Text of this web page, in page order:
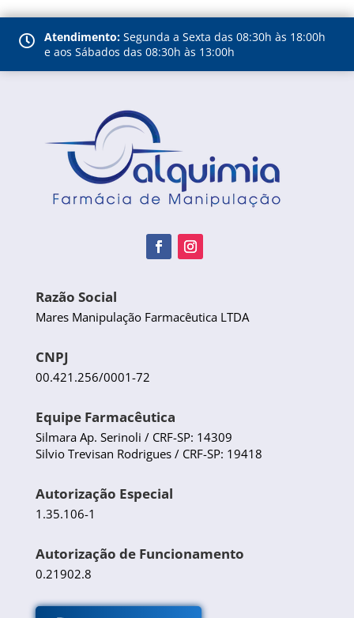
 Atendimento: Segunda a Sexta das 08:30h às 18:00h
e aos Sábados das 08:30h às 13:00h
Razão Social
Mares Manipulação Farmacêutica LTDA
CNPJ
00.421.256/0001-72
Equipe Farmacêutica
Silmara Ap. Serinoli / CRF-SP: 14309
Silvio Trevisan Rodrigues / CRF-SP: 19418
Autorização Especial
1.35.106-1
Autorização de Funcionamento
0.21902.8